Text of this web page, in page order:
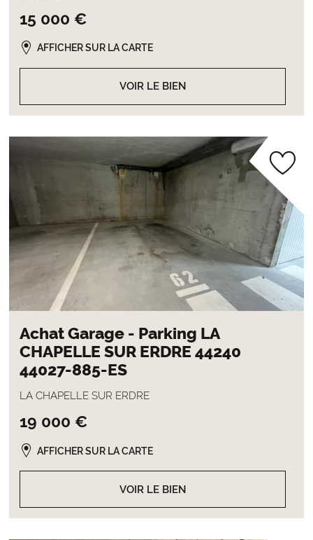
15 000 €
VOIR LE BIEN
AFFICHER SUR LA CARTE
Achat Garage - Parking LA
CHAPELLE SUR ERDRE 44240
44027-885-ES
LA CHAPELLE SUR ERDRE
19 000 €
VOIR LE BIEN
AFFICHER SUR LA CARTE